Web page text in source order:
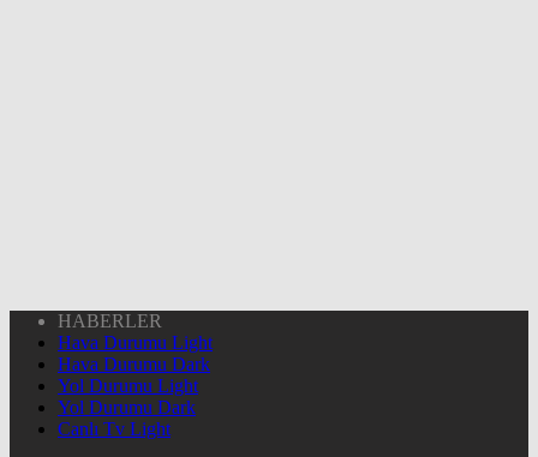
HABERLER
Hava Durumu Light
Hava Durumu Dark
Yol Durumu Light
Yol Durumu Dark
Canlı Tv Light